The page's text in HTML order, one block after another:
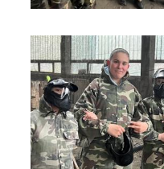
Élményekkel
ajándékozták meg
diákjainkat
2026. június 19. 10:11